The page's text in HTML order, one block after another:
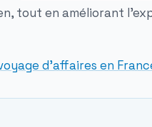
tout en améliorant
d’affaires en